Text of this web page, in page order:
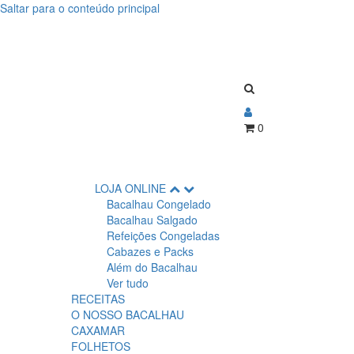
Saltar para o conteúdo principal
0
LOJA ONLINE
Bacalhau Congelado
Bacalhau Salgado
Refeições Congeladas
Cabazes e Packs
Além do Bacalhau
Ver tudo
RECEITAS
O NOSSO BACALHAU
CAXAMAR
FOLHETOS